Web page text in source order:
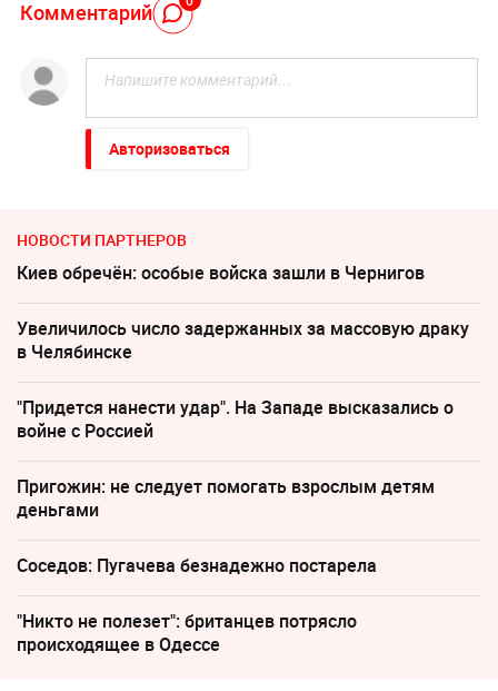
Комментарий
Авторизоваться
НОВОСТИ ПАРТНЕРОВ
Киев обречён: особые войска зашли в Чернигов
Увеличилось число задержанных за массовую драку
в Челябинске
"Придется нанести удар". На Западе высказались о
войне с Россией
Пригожин: не следует помогать взрослым детям
деньгами
Соседов: Пугачева безнадежно постарела
"Никто не полезет": британцев потрясло
происходящее в Одессе